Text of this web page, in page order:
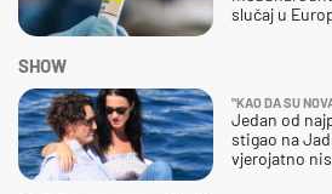
slučaj u
SHOW
"KAO DA SU
Jedan od
stigao na
vjerojatno